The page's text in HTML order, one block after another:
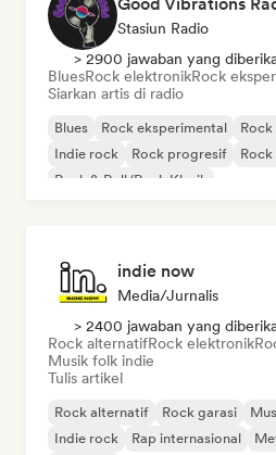
Stasiun Radio
> 2900 jawaban yang
BluesRock elektronikRock
Siarkan artis di radio
Blues Rock eksperimental
Indie rock
Rock progresif
Rock & Roll/Rock Klasik
indie now
Media/Jurnalis
> 2400 jawaban yang
Rock alternatifRock elektronik
Musik folk indie
Tulis artikel
Rock alternatif Rock garasi
Indie rock
Rap internasional